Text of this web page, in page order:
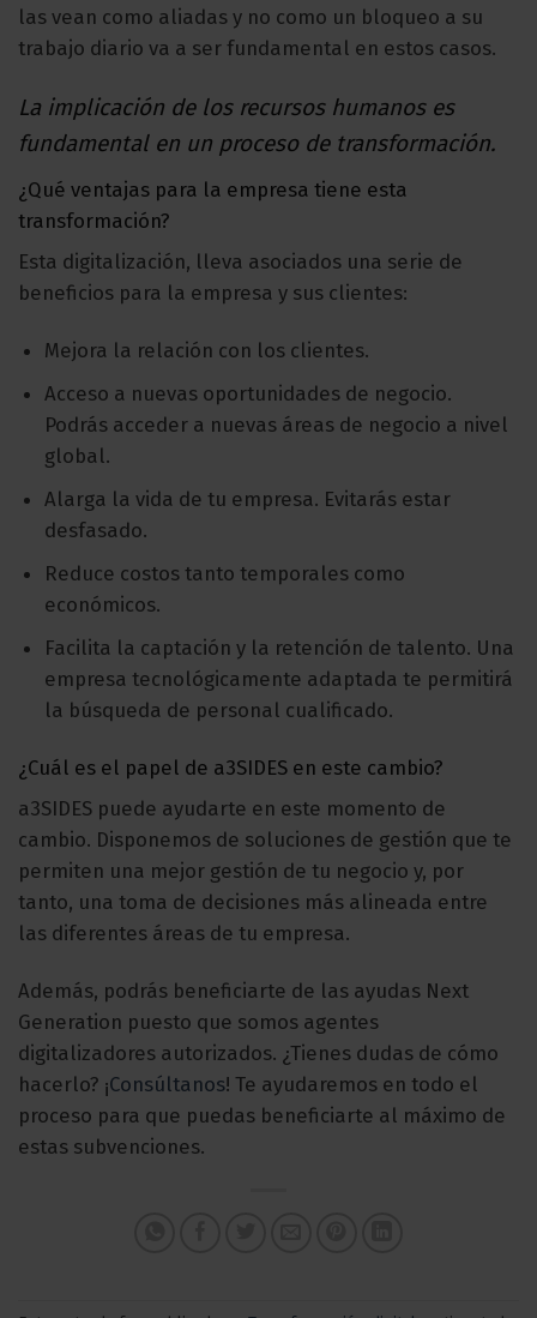
las vean como aliadas y no como un bloqueo a su
trabajo diario va a ser fundamental en estos casos.
La implicación de los recursos humanos es
fundamental en un proceso de transformación.
¿Qué ventajas para la empresa tiene esta
transformación?
Esta digitalización, lleva asociados una serie de
beneficios para la empresa y sus clientes:
Mejora la relación con los clientes.
Acceso a nuevas oportunidades de negocio.
Podrás acceder a nuevas áreas de negocio a nivel
global.
Alarga la vida de tu empresa. Evitarás estar
desfasado.
Reduce costos tanto temporales como
económicos.
Facilita la captación y la retención de talento. Una
empresa tecnológicamente adaptada te permitirá
la búsqueda de personal cualificado.
¿Cuál es el papel de a3SIDES en este cambio?
a3SIDES puede ayudarte en este momento de
cambio. Disponemos de soluciones de gestión que te
permiten una mejor gestión de tu negocio y, por
tanto, una toma de decisiones más alineada entre
las diferentes áreas de tu empresa.
Además, podrás beneficiarte de las ayudas Next
Generation puesto que somos agentes
digitalizadores autorizados. ¿Tienes dudas de cómo
hacerlo? ¡Consúltanos! Te ayudaremos en todo el
proceso para que puedas beneficiarte al máximo de
estas subvenciones.